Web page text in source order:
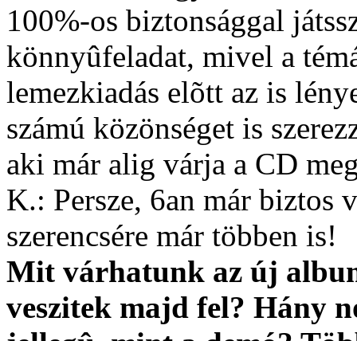
100%-os biztonsággal
könnyûfeladat, mivel a
lemezkiadás elõtt az is
számú közönséget is
aki már alig várja a CD
K.: Persze, 6an már biztos
szerencsére már többen is!
Mit várhatunk az új
veszitek majd fel? Hány